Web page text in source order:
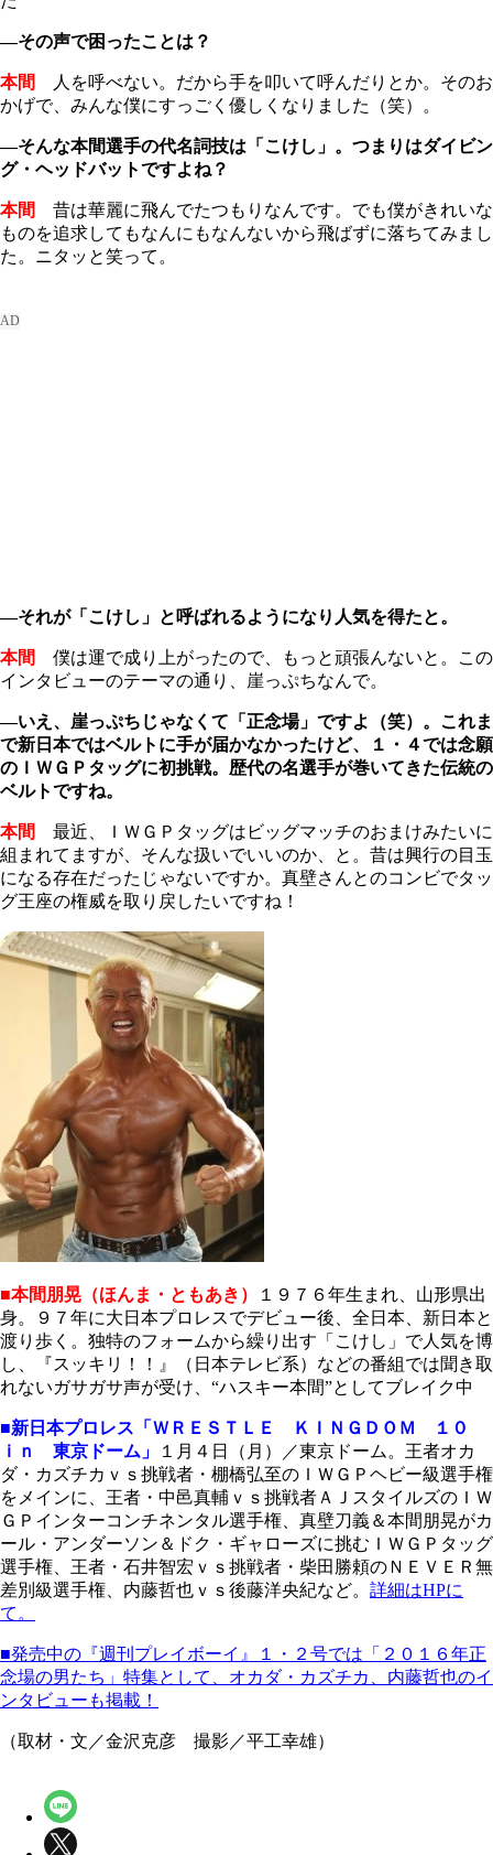
―その声で困ったことは？
本間
人を呼べない。だから手を叩いて呼んだりとか。そのお
かげで、みんな僕にすっごく優しくなりました（笑）。
―そんな本間選手の代名詞技は「こけし」。つまりはダイビン
グ・ヘッドバットですよね？
本間
昔は華麗に飛んでたつもりなんです。でも僕がきれいな
ものを追求してもなんにもなんないから飛ばずに落ちてみまし
た。ニタッと笑って。
―それが「こけし」と呼ばれるようになり人気を得たと。
本間
僕は運で成り上がったので、もっと頑張んないと。この
インタビューのテーマの通り、崖っぷちなんで。
―いえ、崖っぷちじゃなくて「正念場」ですよ（笑）。これま
で新日本ではベルトに手が届かなかったけど、１・４では念願
のＩＷＧＰタッグに初挑戦。歴代の名選手が巻いてきた伝統の
ベルトですね。
本間
最近、ＩＷＧＰタッグはビッグマッチのおまけみたいに
組まれてますが、そんな扱いでいいのか、と。昔は興行の目玉
になる存在だったじゃないですか。真壁さんとのコンビでタッ
グ王座の権威を取り戻したいですね！
■本間朋晃（ほんま・ともあき）
１９７６年生まれ、山形県出
身。９７年に大日本プロレスでデビュー後、全日本、新日本と
渡り歩く。独特のフォームから繰り出す「こけし」で人気を博
し、『スッキリ！！』（日本テレビ系）などの番組では聞き取
れないガサガサ声が受け、“ハスキー本間”としてブレイク中
■新日本プロレス「ＷＲＥＳＴＬＥ ＫＩＮＧＤＯＭ １０
ｉｎ 東京ドーム」
１月４日（月）／東京ドーム。王者オカ
ダ・カズチカｖｓ挑戦者・棚橋弘至のＩＷＧＰヘビー級選手権
をメインに、王者・中邑真輔ｖｓ挑戦者ＡＪスタイルズのＩＷ
ＧＰインターコンチネンタル選手権、真壁刀義＆本間朋晃がカ
ール・アンダーソン＆ドク・ギャローズに挑むＩＷＧＰタッグ
選手権、王者・石井智宏ｖｓ挑戦者・柴田勝頼のＮＥＶＥＲ無
差別級選手権、内藤哲也ｖｓ後藤洋央紀など。 詳細はHPに
て。
■発売中の『週刊プレイボーイ』１・２号では「２０１６年正
念場の男たち」特集として、オカダ・カズチカ、内藤哲也のイ
ンタビューも掲載！
（取材・文／金沢克彦 撮影／平工幸雄）